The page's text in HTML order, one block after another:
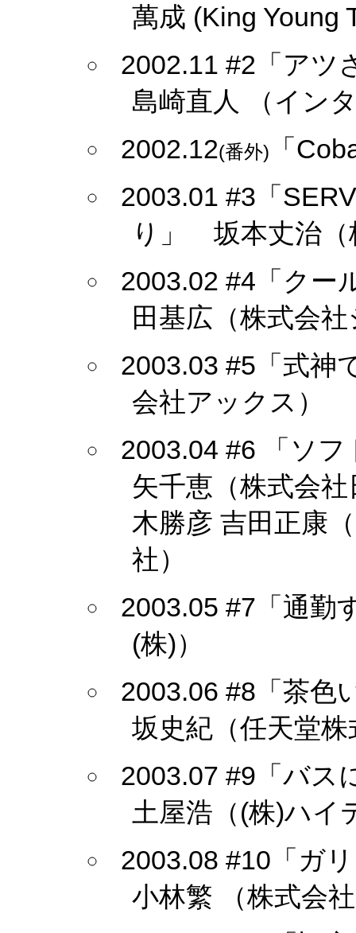
萬成 (King Young
2002.11 #2「ア
島崎直人 （イン
2002.12(番外)
「
2003.01 #3「
り」 坂本丈治（
2003.02 #4「ク
田基広（株式会
2003.03 #5「式
会社アックス）
2003.04 #6 「ソ
矢千恵（株式会
木勝彦 吉田正康
社）
2003.05 #7「通
(株)）
2003.06 #8「茶
坂史紀（任天堂株
2003.07 #9「バ
土屋浩（(株)ハイ
2003.08 #10「ガ
小林繁 （株式会